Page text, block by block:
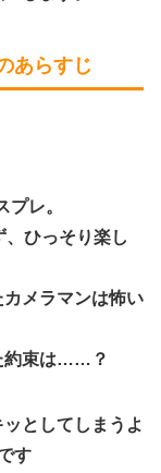
あらすじ
レ。
ひっそり楽し
メラマンは怖い
約束は……？
としてしまうよ
す